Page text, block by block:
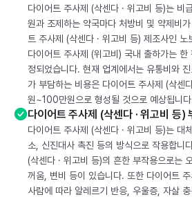
다이어트 주사제 (삭센다 · 위고비 등)는 비
원과 조제하는 약국마다 처방비 및 약제비
트 주사제 (삭센다 · 위고비 등) 제조사인
다이어트 주사제 (위고비) 국내 출하가는
정되었습니다. 현재 업계에서는 유통비와
가 부담하는 비용은 다이어트 주사제 (삭센
원~100만원으로 형성될 것으로 예상됩니
다이어트 주사제 (삭센다 · 위고비 등)
다이어트 주사제 (삭센다 · 위고비 등)는 대
소, 신진대사 촉진 등의 방식으로 작용합니
(삭센다 · 위고비 등)의 흔한 부작용으로는
꺼움, 변비 등이 있습니다. 또한 다이어트
사람에 따라 알레르기 반응, 우울증, 자살